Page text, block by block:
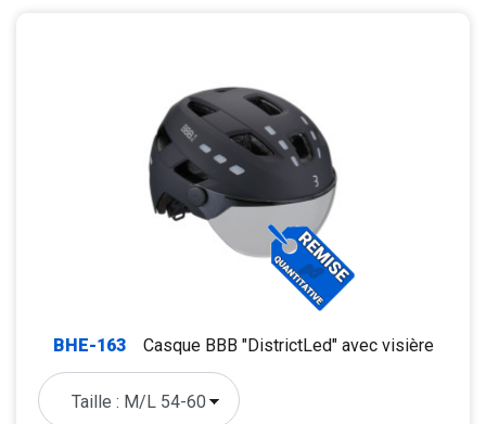
BHE-163 Casque BBB "DistrictLed" avec visière